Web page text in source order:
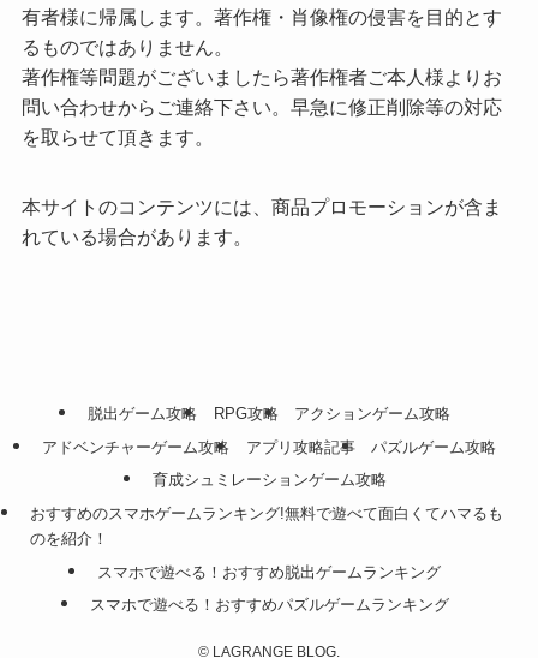
有者様に帰属します。著作権・肖像権の侵害を目的とす
るものではありません。
著作権等問題がございましたら著作権者ご本人様よりお
問い合わせからご連絡下さい。早急に修正削除等の対応
を取らせて頂きます。
本サイトのコンテンツには、商品プロモーションが含ま
れている場合があります。
脱出ゲーム攻略 RPG攻略
アクションゲーム攻略
アドベンチャーゲーム攻略
アプリ攻略記事
パズルゲーム攻略
育成シュミレーションゲーム攻略
おすすめのスマホゲームランキング!無料で遊べて面白くてハマるも
のを紹介！
スマホで遊べる！おすすめ脱出ゲームランキング
スマホで遊べる！おすすめパズルゲームランキング
© LAGRANGE BLOG.